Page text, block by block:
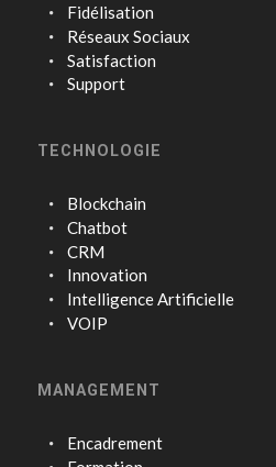
Fidélisation
Réseaux Sociaux
Satisfaction
Support
TECHNOLOGIE
Blockchain
Chatbot
CRM
Innovation
Intelligence Artificielle
VOIP
MANAGEMENT
Encadrement